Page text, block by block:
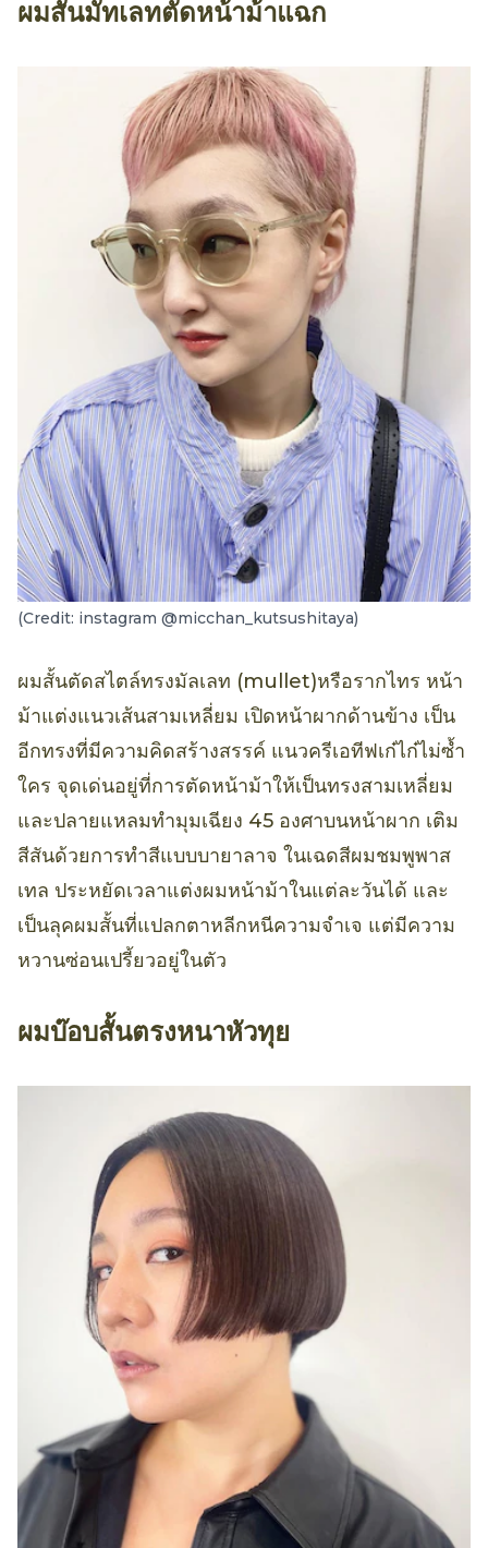
ผมสั้นมัทเลทตัดหน้าม้าแฉก
(Credit: instagram @micchan_kutsushitaya)
ผมสั้นตัดสไตล์ทรงมัลเลท (mullet)หรือรากไทร หน้า
ม้าแต่งแนวเส้นสามเหลี่ยม เปิดหน้าผากด้านข้าง เป็น
อีกทรงที่มีความคิดสร้างสรรค์ แนวครีเอทีฟเก๋ไก๋ไม่ซ้ำ
ใคร จุดเด่นอยู่ที่การตัดหน้าม้าให้เป็นทรงสามเหลี่ยม
และปลายแหลมทำมุมเฉียง 45 องศาบนหน้าผาก เติม
สีสันด้วยการทำสีแบบบายาลาจ ในเฉดสีผมชมพูพาส
เทล ประหยัดเวลาแต่งผมหน้าม้าในแต่ละวันได้ และ
เป็นลุคผมสั้นที่แปลกตาหลีกหนีความจำเจ แต่มีความ
หวานซ่อนเปรี้ยวอยู่ในตัว
ผมบ๊อบสั้นตรงหนาหัวทุย